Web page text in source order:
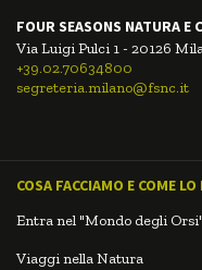
FOUR SEASONS NATURA E
Via Luigi Pulci 1 - 20126
+39.02.70634800
segreteria.milano@fsnc.it
COSA FACCIAMO E COME LO
Entra nel "Mondo degli Orsi"
Viaggi nella Natura